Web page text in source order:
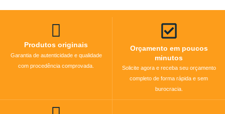
Produtos originais
Garantia de autenticidade e qualidade
com procedência comprovada.
Orçamento em poucos
minutos
Solicite agora e receba seu orçamento
completo de forma rápida e sem
burocracia.